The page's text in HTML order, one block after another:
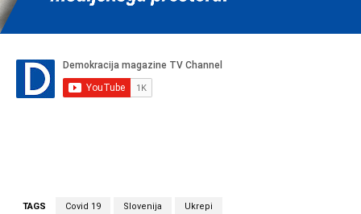
TAGS Covid 19 Slovenija Ukrepi